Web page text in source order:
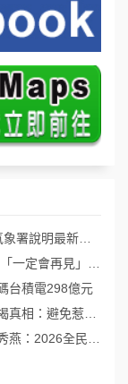
風路徑、影響範圍
見」39年後成真
台積電298億元
惹來不必要麻煩
閣，2028全民倒賴